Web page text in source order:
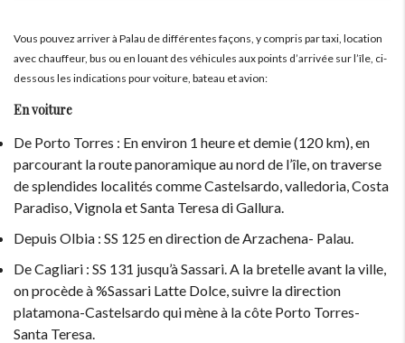
Vous pouvez arriver à Palau de différentes façons, y compris par taxi, location
avec chauffeur, bus ou en louant des véhicules aux points d’arrivée sur l’île, ci-
dessous les indications pour voiture, bateau et avion:
En voiture
De Porto Torres : En environ 1 heure et demie (120 km), en
parcourant la route panoramique au nord de l’île, on traverse
de splendides localités comme Castelsardo, valledoria, Costa
Paradiso, Vignola et Santa Teresa di Gallura.
Depuis Olbia : SS 125 en direction de Arzachena- Palau.
De Cagliari : SS 131 jusqu’à Sassari. A la bretelle avant la ville,
on procède à %Sassari Latte Dolce, suivre la direction
platamona-Castelsardo qui mène à la côte Porto Torres-
Santa Teresa.